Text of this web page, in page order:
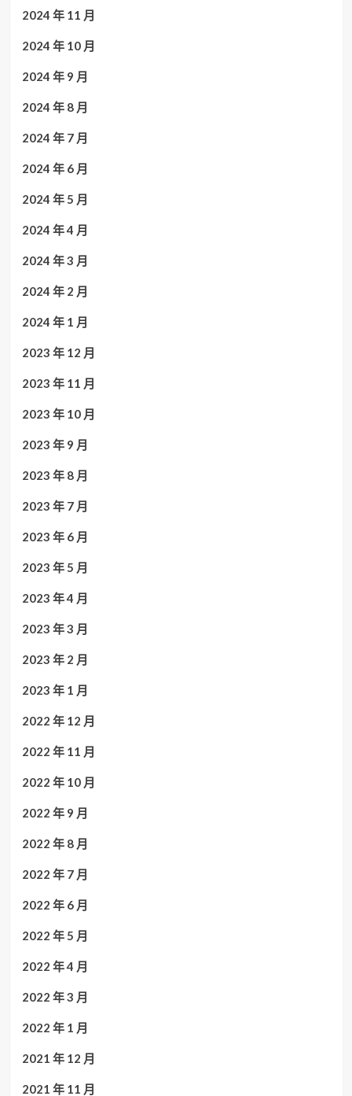
2024 年 11 月
2024 年 10 月
2024 年 9 月
2024 年 8 月
2024 年 7 月
2024 年 6 月
2024 年 5 月
2024 年 4 月
2024 年 3 月
2024 年 2 月
2024 年 1 月
2023 年 12 月
2023 年 11 月
2023 年 10 月
2023 年 9 月
2023 年 8 月
2023 年 7 月
2023 年 6 月
2023 年 5 月
2023 年 4 月
2023 年 3 月
2023 年 2 月
2023 年 1 月
2022 年 12 月
2022 年 11 月
2022 年 10 月
2022 年 9 月
2022 年 8 月
2022 年 7 月
2022 年 6 月
2022 年 5 月
2022 年 4 月
2022 年 3 月
2022 年 1 月
2021 年 12 月
2021 年 11 月